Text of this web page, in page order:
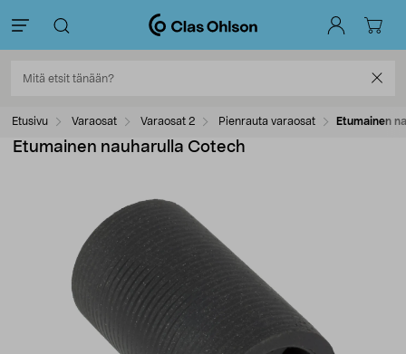
Etusivu Varaosat Varaosat 2 Pienrauta varaosat Etumainen
Etumainen nauharulla Cotech